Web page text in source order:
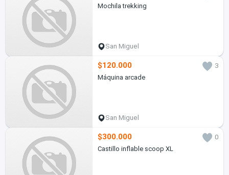
Mochila trekking
San Miguel
$120.000
3
Máquina arcade
San Miguel
$300.000
0
Castillo inflable scoop XL